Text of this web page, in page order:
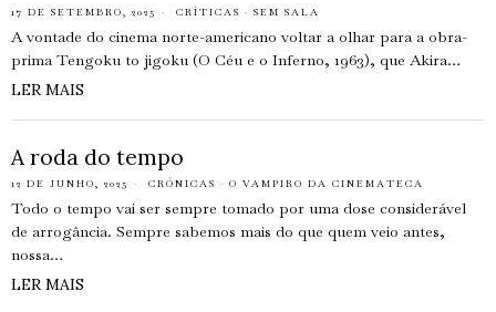
17 DE SETEMBRO, 2025 CRÍTICAS · SEM SALA
A vontade do cinema norte-americano voltar a olhar para a obra-
prima Tengoku to jigoku (O Céu e o Inferno, 1963), que Akira…
LER MAIS
A roda do tempo
12 DE JUNHO, 2025 CRÓNICAS · O VAMPIRO DA CINEMATECA
Todo o tempo vai ser sempre tomado por uma dose considerável
de arrogância. Sempre sabemos mais do que quem veio antes,
nossa…
LER MAIS